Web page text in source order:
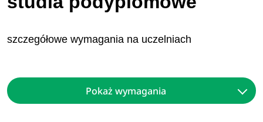
szczegółowe wymagania na uczelniach
Pokaż wymagania